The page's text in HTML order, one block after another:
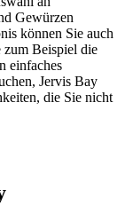
Gewürzen
können Sie auch
zum Beispiel die
einfaches
Jervis Bay
die Sie nicht